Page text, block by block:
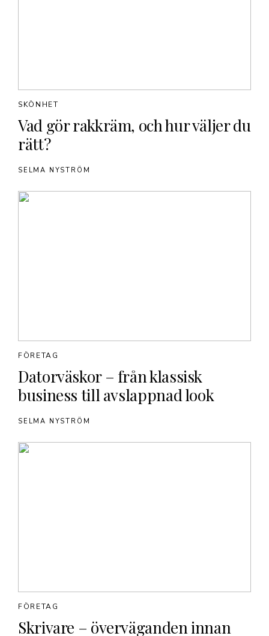
Vad gör rakkräm, och hur väljer du
rätt?
SKÖNHET
SELMA NYSTRÖM
Datorväskor – från klassisk
business till avslappnad look
FÖRETAG
SELMA NYSTRÖM
Skrivare – överväganden innan
FÖRETAG